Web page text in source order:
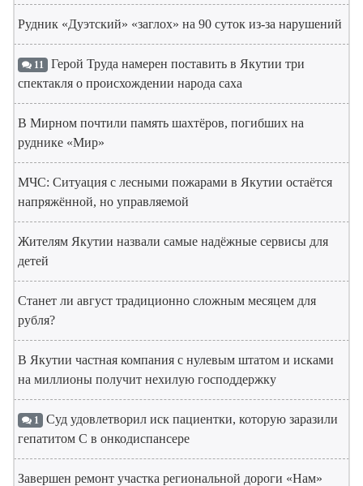
Рудник «Дуэтский» «заглох» на 90 суток из-за нарушений
11 Герой Труда намерен поставить в Якутии три
спектакля о происхождении народа саха
В Мирном почтили память шахтёров, погибших на
руднике «Мир»
МЧС: Ситуация с лесными пожарами в Якутии остаётся
напряжённой, но управляемой
Жителям Якутии назвали самые надёжные сервисы для
детей
Станет ли август традиционно сложным месяцем для
рубля?
В Якутии частная компания с нулевым штатом и исками
на миллионы получит нехилую господдержку
1 Суд удовлетворил иск пациентки, которую заразили
гепатитом С в онкодиспансере
Завершен ремонт участка региональной дороги «Нам»